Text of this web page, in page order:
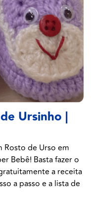
Ursinho |
Rosto de Urso em
Bebê! Basta fazer o
a receita
a passo e a lista de